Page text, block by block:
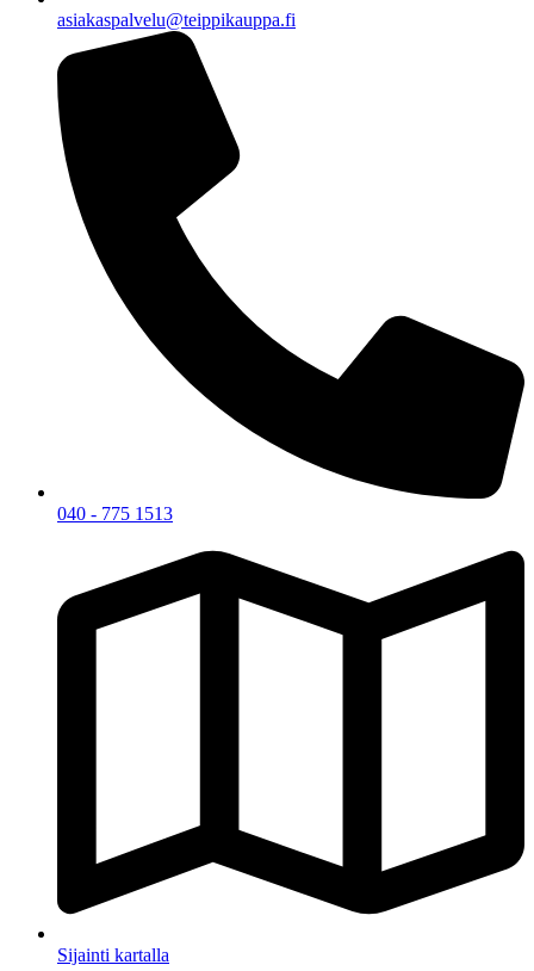
asiakaspalvelu@teippikauppa.fi
040 - 775 1513
Sijainti kartalla